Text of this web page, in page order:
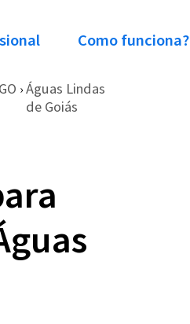
Como funciona?
GO › Águas Lindas
de Goiás